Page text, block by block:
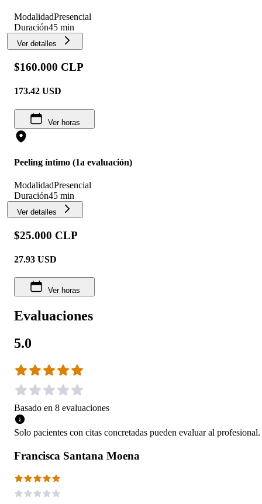
ModalidadPresencial
Duración45 min
Ver detalles
$160.000 CLP
173.42 USD
Ver horas
Peeling íntimo (1a evaluación)
ModalidadPresencial
Duración45 min
Ver detalles
$25.000 CLP
27.93 USD
Ver horas
Evaluaciones
5.0
Basado en 8 evaluaciones
Solo pacientes con citas concretadas pueden evaluar al profesional.
Francisca Santana Moena